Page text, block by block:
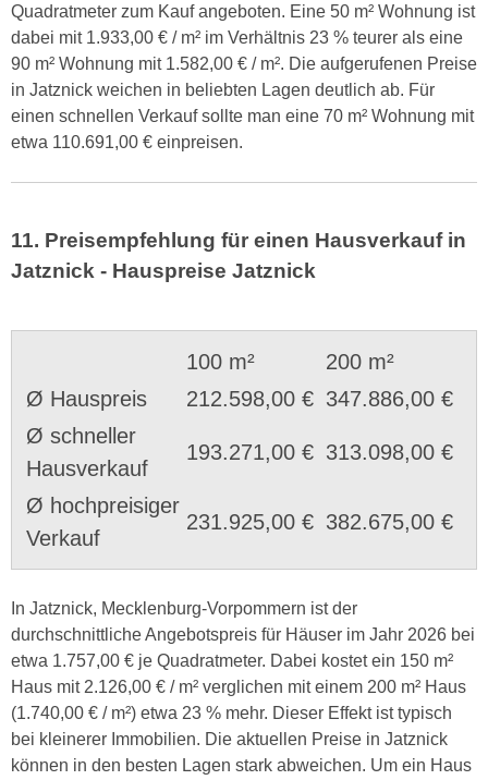
Quadratmeter zum Kauf angeboten. Eine 50 m² Wohnung ist
dabei mit 1.933,00 € / m² im Verhältnis 23 % teurer als eine
90 m² Wohnung mit 1.582,00 € / m². Die aufgerufenen Preise
in Jatznick weichen in beliebten Lagen deutlich ab. Für
einen schnellen Verkauf sollte man eine 70 m² Wohnung mit
etwa 110.691,00 € einpreisen.
11. Preisempfehlung für einen Hausverkauf in
Jatznick - Hauspreise Jatznick
100 m²
200 m²
Ø Hauspreis
212.598,00 € 347.886,00 €
Ø schneller
Hausverkauf
193.271,00 € 313.098,00 €
Ø hochpreisiger
Verkauf
231.925,00 € 382.675,00 €
In Jatznick, Mecklenburg-Vorpommern ist der
durchschnittliche Angebotspreis für Häuser im Jahr 2026 bei
etwa 1.757,00 € je Quadratmeter. Dabei kostet ein 150 m²
Haus mit 2.126,00 € / m² verglichen mit einem 200 m² Haus
(1.740,00 € / m²) etwa 23 % mehr. Dieser Effekt ist typisch
bei kleinerer Immobilien. Die aktuellen Preise in Jatznick
können in den besten Lagen stark abweichen. Um ein Haus